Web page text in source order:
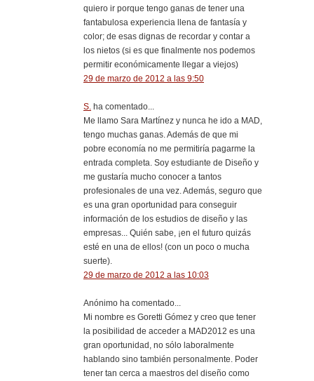
quiero ir porque tengo ganas de tener una
fantabulosa experiencia llena de fantasía y
color; de esas dignas de recordar y contar a
los nietos (si es que finalmente nos podemos
permitir económicamente llegar a viejos)
29 de marzo de 2012 a las 9:50
S. ha comentado...
Me llamo Sara Martínez y nunca he ido a MAD,
tengo muchas ganas. Además de que mi
pobre economía no me permitiría pagarme la
entrada completa. Soy estudiante de Diseño y
me gustaría mucho conocer a tantos
profesionales de una vez. Además, seguro que
es una gran oportunidad para conseguir
información de los estudios de diseño y las
empresas... Quién sabe, ¡en el futuro quizás
esté en una de ellos! (con un poco o mucha
suerte).
29 de marzo de 2012 a las 10:03
Anónimo ha comentado...
Mi nombre es Goretti Gómez y creo que tener
la posibilidad de acceder a MAD2012 es una
gran oportunidad, no sólo laboralmente
hablando sino también personalmente. Poder
tener tan cerca a maestros del diseño como